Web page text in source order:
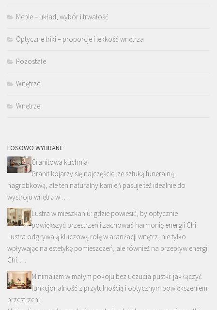
Meble – układ, wybór i trwałość
Optyczne triki – proporcje i lekkość wnętrza
Pozostałe
Wnętrze
Wnętrze
LOSOWO WYBRANE
Granitowa kuchnia
Granit kojarzy się najczęściej ze sztuką funeralną,
nagrobkową, ale ten naturalny kamień pasuje też idealnie do
wystroju wnętrz w …
Lustra w mieszkaniu: gdzie powiesić, by optycznie
powiększyć przestrzeń i zachować harmonię energii Chi
Lustra odgrywają kluczową rolę w aranżacji wnętrz, nie tylko
wpływając na estetykę pomieszczeń, ale również na przepływ energii
Chi. …
Minimalizm w małym pokoju bez uczucia pustki: jak łączyć
funkcjonalność z przytulnością i optycznym powiększeniem
przestrzeni